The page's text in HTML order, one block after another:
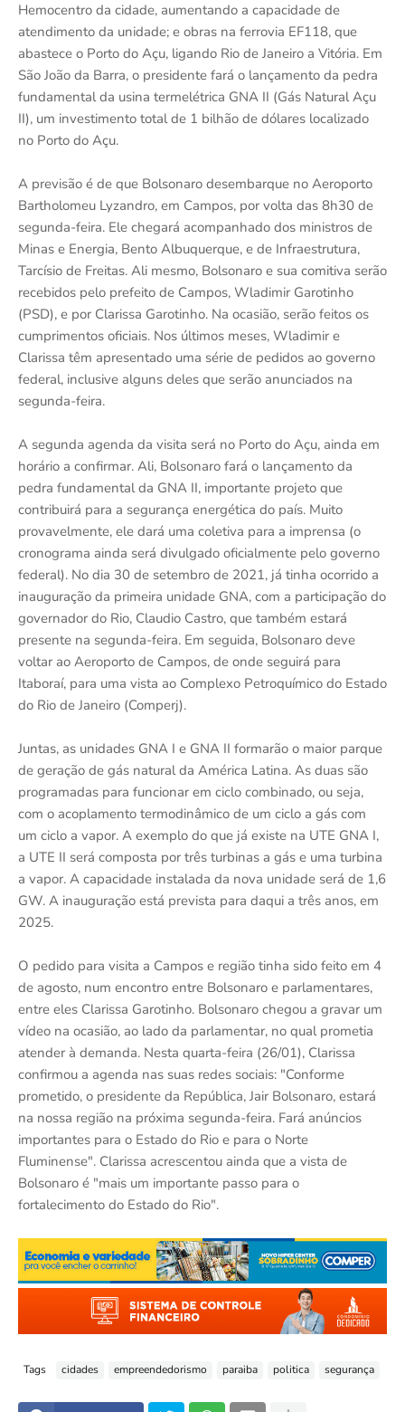
Hemocentro da cidade, aumentando a capacidade de
atendimento da unidade; e obras na ferrovia EF118, que
abastece o Porto do Açu, ligando Rio de Janeiro a Vitória. Em
São João da Barra, o presidente fará o lançamento da pedra
fundamental da usina termelétrica GNA II (Gás Natural Açu
II), um investimento total de 1 bilhão de dólares localizado
no Porto do Açu.
A previsão é de que Bolsonaro desembarque no Aeroporto
Bartholomeu Lyzandro, em Campos, por volta das 8h30 de
segunda-feira. Ele chegará acompanhado dos ministros de
Minas e Energia, Bento Albuquerque, e de Infraestrutura,
Tarcísio de Freitas. Ali mesmo, Bolsonaro e sua comitiva serão
recebidos pelo prefeito de Campos, Wladimir Garotinho
(PSD), e por Clarissa Garotinho. Na ocasião, serão feitos os
cumprimentos oficiais. Nos últimos meses, Wladimir e
Clarissa têm apresentado uma série de pedidos ao governo
federal, inclusive alguns deles que serão anunciados na
segunda-feira.
A segunda agenda da visita será no Porto do Açu, ainda em
horário a confirmar. Ali, Bolsonaro fará o lançamento da
pedra fundamental da GNA II, importante projeto que
contribuirá para a segurança energética do país. Muito
provavelmente, ele dará uma coletiva para a imprensa (o
cronograma ainda será divulgado oficialmente pelo governo
federal). No dia 30 de setembro de 2021, já tinha ocorrido a
inauguração da primeira unidade GNA, com a participação do
governador do Rio, Claudio Castro, que também estará
presente na segunda-feira. Em seguida, Bolsonaro deve
voltar ao Aeroporto de Campos, de onde seguirá para
Itaboraí, para uma vista ao Complexo Petroquímico do Estado
do Rio de Janeiro (Comperj).
Juntas, as unidades GNA I e GNA II formarão o maior parque
de geração de gás natural da América Latina. As duas são
programadas para funcionar em ciclo combinado, ou seja,
com o acoplamento termodinâmico de um ciclo a gás com
um ciclo a vapor. A exemplo do que já existe na UTE GNA I,
a UTE II será composta por três turbinas a gás e uma turbina
a vapor. A capacidade instalada da nova unidade será de 1,6
GW. A inauguração está prevista para daqui a três anos, em
2025.
O pedido para visita a Campos e região tinha sido feito em 4
de agosto, num encontro entre Bolsonaro e parlamentares,
entre eles Clarissa Garotinho. Bolsonaro chegou a gravar um
vídeo na ocasião, ao lado da parlamentar, no qual prometia
atender à demanda. Nesta quarta-feira (26/01), Clarissa
confirmou a agenda nas suas redes sociais: "Conforme
prometido, o presidente da República, Jair Bolsonaro, estará
na nossa região na próxima segunda-feira. Fará anúncios
importantes para o Estado do Rio e para o Norte
Fluminense". Clarissa acrescentou ainda que a vista de
Bolsonaro é "mais um importante passo para o
fortalecimento do Estado do Rio".
Tags cidades empreendedorismo paraiba politica segurança